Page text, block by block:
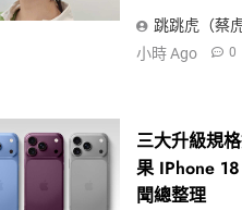
跳跳虎（蔡
小時 Ago
0
三大升級規
果 IPhone
聞總整理